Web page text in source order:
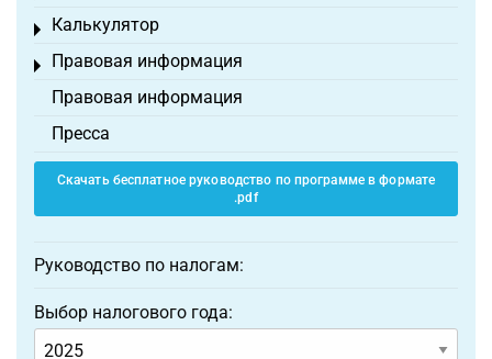
Калькулятор
Toggle menu
Правовая информация
Toggle menu
Правовая информация
Пресса
Скачать бесплатное руководство по программе в формате
.pdf
Руководство по налогам:
Выбор налогового года: